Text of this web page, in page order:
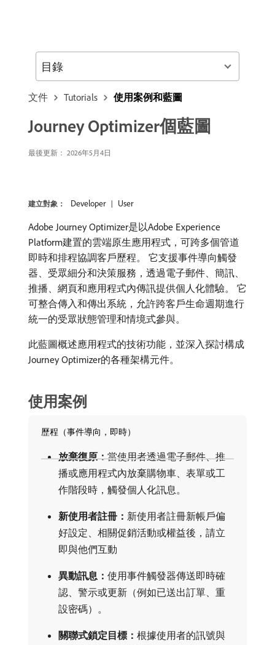
文件 Tutorials 使用案例和藍圖
Journey Optimizer個藍圖
最後更新： 2026年5月4日
建立對象： Developer User
Adobe Journey Optimizer是以Adobe Experience
Platform建置的雲端原生應用程式，可跨多個管道
即時和排程協調客戶歷程。 它支援事件導向觸發
器、受眾細分和決策服務，透過電子郵件、簡訊、
推播、網頁和應用程式內傳訊提供個人化體驗。 它
可整合傳入和傳出系統，允許跨客戶生命週期進行
統一的受眾狀態管理和情境式參與。
此藍圖概述應用程式的技術功能，並深入探討構成
Journey Optimizer的各種架構元件。
使用案例
歷程（事件導向，即時）
放棄復原：​當使用者透過電子郵件、推
播或應用程式內放棄購物車、表單或工
作階段時，觸發個人化訊息。
新使用者註冊： ​新使用者註冊新帳戶偏
好設定、相關促銷活動或權益後，請立
即與他們互動
異動訊息： ​使用事件觸發器傳送即時確
認、警示或更新（例如已送出訂單、重
設密碼）。
關聯式鎖定目標： ​根據使用者的訊號與
目錄